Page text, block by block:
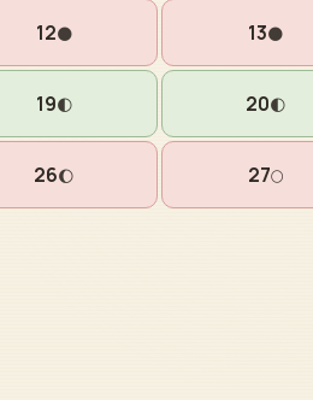
12🌑 13🌑
19🌓 20🌓
26🌔 27🌕